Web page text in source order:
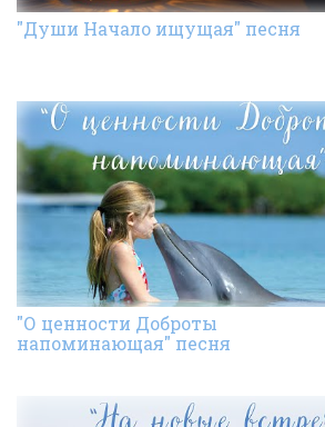
"Души Начало ищущая" песня
"О ценности Доброты
напоминающая" песня